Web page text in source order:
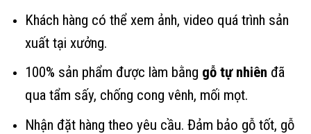
Khách hàng có thể xem ảnh, video quá trình sản
xuất tại xưởng.
100% sản phẩm được làm bằng gỗ tự nhiên đã
qua tẩm sấy, chống cong vênh, mối mọt.
Nhận đặt hàng theo yêu cầu. Đảm bảo gỗ tốt, gỗ